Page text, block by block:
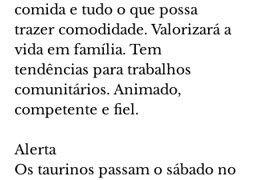
comida e tudo o que possa
trazer comodidade. Valorizará a
vida em família. Tem
tendências para trabalhos
comunitários. Animado,
competente e fiel.
Alerta
Os taurinos passam o sábado no